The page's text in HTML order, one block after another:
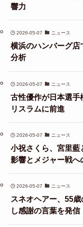
響力
2026-05-07 ニュース
横浜のハンバーグ
分析
2026-05-07 ニュース
古性優作が日本選
リスラムに前進
2026-05-07 ニュース
小祝さくら、宮里
影響とメジャー戦へ
2026-05-07 ニュース
スネオヘアー、55
し感謝の言葉を発信